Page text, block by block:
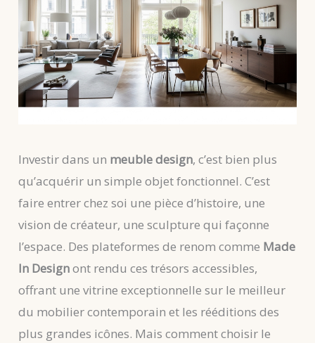
Investir dans un meuble design, c’est bien plus
qu’acquérir un simple objet fonctionnel. C’est
faire entrer chez soi une pièce d’histoire, une
vision de créateur, une sculpture qui façonne
l’espace. Des plateformes de renom comme Made
In Designont rendu ces trésors accessibles,
offrant une vitrine exceptionnelle sur le meilleur
du mobilier contemporain et les rééditions des
plus grandes icônes. Mais comment choisir le